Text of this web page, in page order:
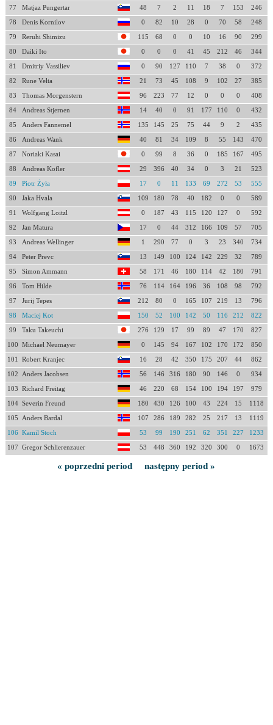
77 Matjaz Pungertar 48 7 2 11 18 7 153 246
78 Denis Kornilov 0 82 10 28 0 70 58 248
79 Reruhi Shimizu 115 68 0 0 10 16 90 299
80 Daiki Ito 0 0 0 41 45 212 46 344
81 Dmitriy Vassiliev 0 90 127 110 7 38 0 372
82 Rune Velta 21 73 45 108 9 102 27 385
83 Thomas Morgenstern 96 223 77 12 0 0 0 408
84 Andreas Stjernen 14 40 0 91 177 110 0 432
85 Anders Fannemel 135 145 25 75 44 9 2 435
86 Andreas Wank 40 81 34 109 8 55 143 470
87 Noriaki Kasai 0 99 8 36 0 185 167 495
88 Andreas Kofler 29 396 40 34 0 3 21 523
89 Piotr Żyła 17 0 11 133 69 272 53 555
90 Jaka Hvala 109 180 78 40 182 0 0 589
91 Wolfgang Loitzl 0 187 43 115 120 127 0 592
92 Jan Matura 17 0 44 312 166 109 57 705
93 Andreas Wellinger 1 290 77 0 3 23 340 734
94 Peter Prevc 13 149 100 124 142 229 32 789
95 Simon Ammann 58 171 46 180 114 42 180 791
96 Tom Hilde 76 114 164 196 36 108 98 792
97 Jurij Tepes 212 80 0 165 107 219 13 796
98 Maciej Kot 150 52 100 142 50 116 212 822
99 Taku Takeuchi 276 129 17 99 89 47 170 827
100 Michael Neumayer 0 145 94 167 102 170 172 850
101 Robert Kranjec 16 28 42 350 175 207 44 862
102 Anders Jacobsen 56 146 316 180 90 146 0 934
103 Richard Freitag 46 220 68 154 100 194 197 979
104 Severin Freund 180 430 126 100 43 224 15 1118
105 Anders Bardal 107 286 189 282 25 217 13 1119
106 Kamil Stoch 53 99 190 251 62 351 227 1233
107 Gregor Schlierenzauer 53 448 360 192 320 300 0 1673
« poprzedni period następny period »